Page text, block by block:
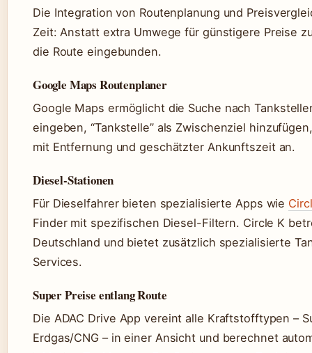
Die Integration von Routenplanung und
Zeit: Anstatt extra Umwege für günstigere Preise
die Route eingebunden.
Google Maps Routenplaner
Google Maps ermöglicht die Suche nach
eingeben, “Tankstelle” als Zwischenziel
mit Entfernung und geschätzter Ankunftszeit an.
Diesel-Stationen
Für Dieselfahrer bieten spezialisierte Apps wie
Finder mit spezifischen Diesel-Filtern. Circle K
Deutschland und bietet zusätzlich spezialisierte
Services.
Super Preise entlang Route
Die ADAC Drive App vereint alle Kraftstofftypen –
Erdgas/CNG – in einer Ansicht und berechnet